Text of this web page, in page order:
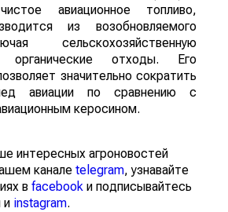
авиационное топливо,
из возобновляемого
сельскохозяйственную
отходы. Его
значительно сократить
авиации по сравнению с
керосином.
интересных агроновостей
канале telegram, узнавайте
в facebook и подписывайтесь
и instagram.